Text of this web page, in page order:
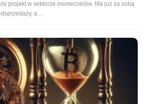
projekt w sektorze memecoinów. Ma już za sobą
a…